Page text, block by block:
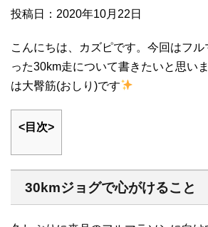
投稿日：2020年10月22日
こんにちは、カズピです。今回はフ
った30km走について書きたいと思い
は大臀筋(おしり)です
<目次>
30kmジョグで心がけること